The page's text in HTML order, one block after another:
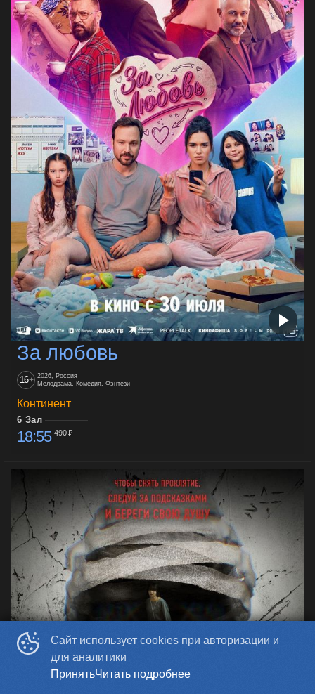
За любовь
16+ 2026, Россия
Мелодрама, Комедия, Фэнтези
Континент
6 Зал
18:55 490 ₽
Сайт использует cookies при авторизации и
для аналитики
ПринятьЧитать подробнее